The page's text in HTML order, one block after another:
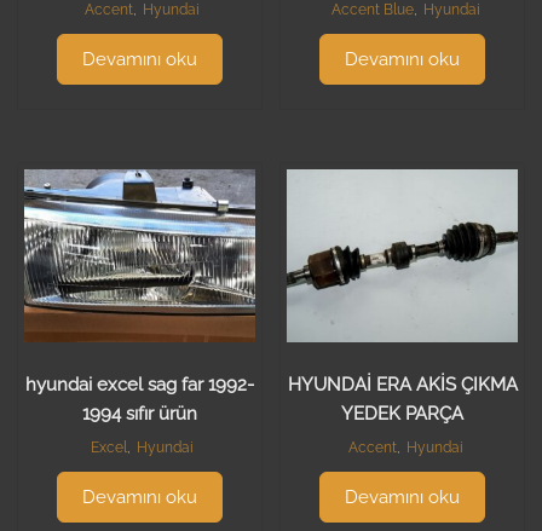
Accent, Hyundai
Devamını oku
Accent Blue, Hyundai
Devamını oku
hyundai excel sag far 1992-
1994 sıfır ürün
Excel, Hyundai
Devamını oku
HYUNDAİ ERA AKİS ÇIKMA
YEDEK PARÇA
Accent, Hyundai
Devamını oku